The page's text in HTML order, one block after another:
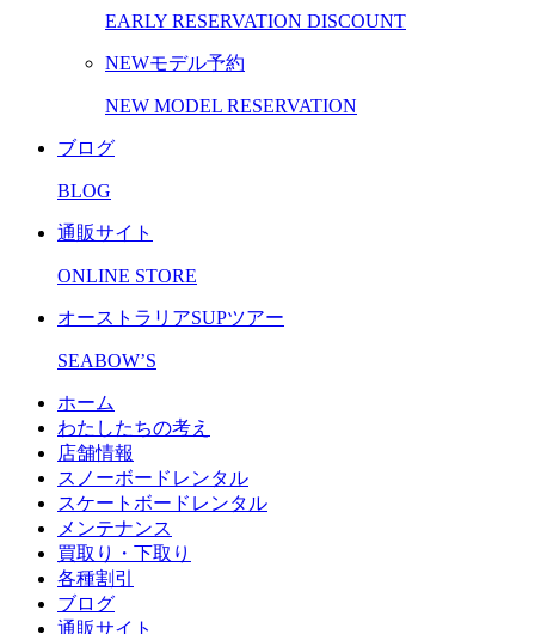
EARLY RESERVATION DISCOUNT
NEWモデル予約
NEW MODEL RESERVATION
ブログ
BLOG
通販サイト
ONLINE STORE
オーストラリアSUPツアー
SEABOW’S
ホーム
わたしたちの考え
店舗情報
スノーボードレンタル
スケートボードレンタル
メンテナンス
買取り・下取り
各種割引
ブログ
通販サイト